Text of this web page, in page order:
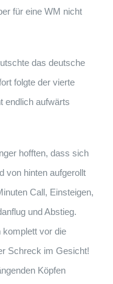
für eine WM nicht
das deutsche
folgte der vierte
endlich aufwärts
hofften, dass sich
von hinten aufgerollt
Call, Einsteigen,
und Abstieg.
komplett vor die
Schreck im Gesicht!
Köpfen